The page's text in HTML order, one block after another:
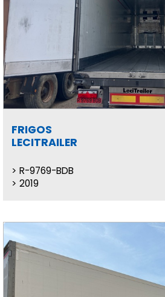
FRIGOS
LECITRAILER
R-9769-BDB
2019